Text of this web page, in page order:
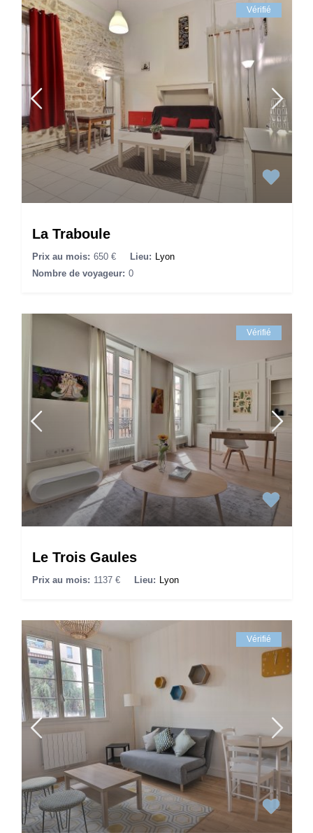
Vérifié
La Traboule
Prix au mois: 650 € Lieu: Lyon
Nombre de voyageur: 0
Vérifié
Le Trois Gaules
Prix au mois: 1137 € Lieu: Lyon
Vérifié